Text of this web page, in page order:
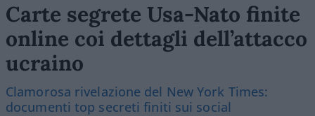
Carte segrete Usa-Nato finite
online coi dettagli dell’attacco
ucraino
Clamorosa rivelazione del New York Times:
documenti top secreti finiti sui social